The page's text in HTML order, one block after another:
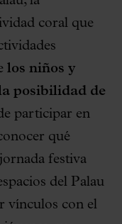
coral que
los niños y
posibilidad de
participar en
qué
festiva
del Palau
vínculos con el